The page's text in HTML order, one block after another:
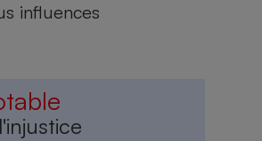
influences